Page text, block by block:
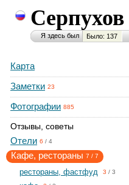
Серпухов
Я здесь был Было: 137
Карта
Заметки 23
Фотографии 885
Отзывы, советы
Отели 6 / 4
Кафе, рестораны 7 / 7
рестораны, фастфуд 3 / 3
Button